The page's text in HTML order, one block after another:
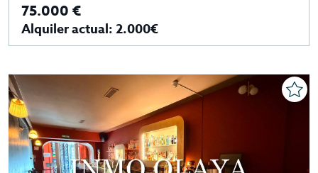
75.000 €
Alquiler actual: 2.000€